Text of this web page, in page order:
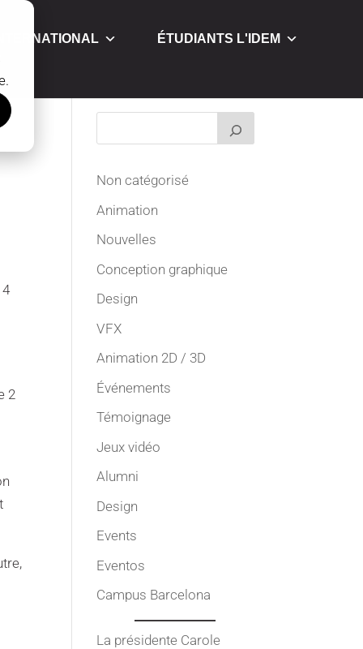
ÉTUDIANTS L'IDEM
4
2
Non catégorisé
Animation
Nouvelles
Conception graphique
Design
VFX
Animation 2D / 3D
Événements
Témoignage
Jeux vidéo
Alumni
Design
Events
Eventos
Campus Barcelona
La présidente Carole